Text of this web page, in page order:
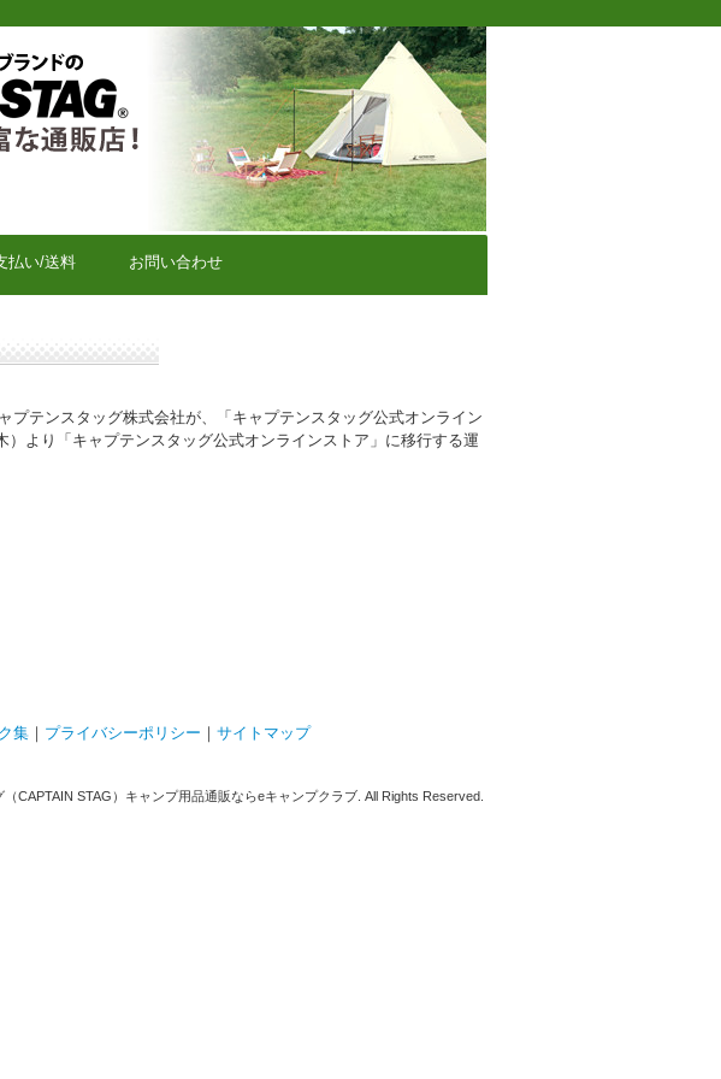
【eキャンプクラブ】
払い/送料 お問い合わせ
テンスタッグ株式会社が、「キャプテンスタッグ公式オンライン
より「キャプテンスタッグ公式オンラインストア」に移行する運
集 ｜ プライバシーポリシー ｜ サイトマップ
CAPTAIN STAG）キャンプ用品通販ならeキャンプクラブ. All Rights Reserved.